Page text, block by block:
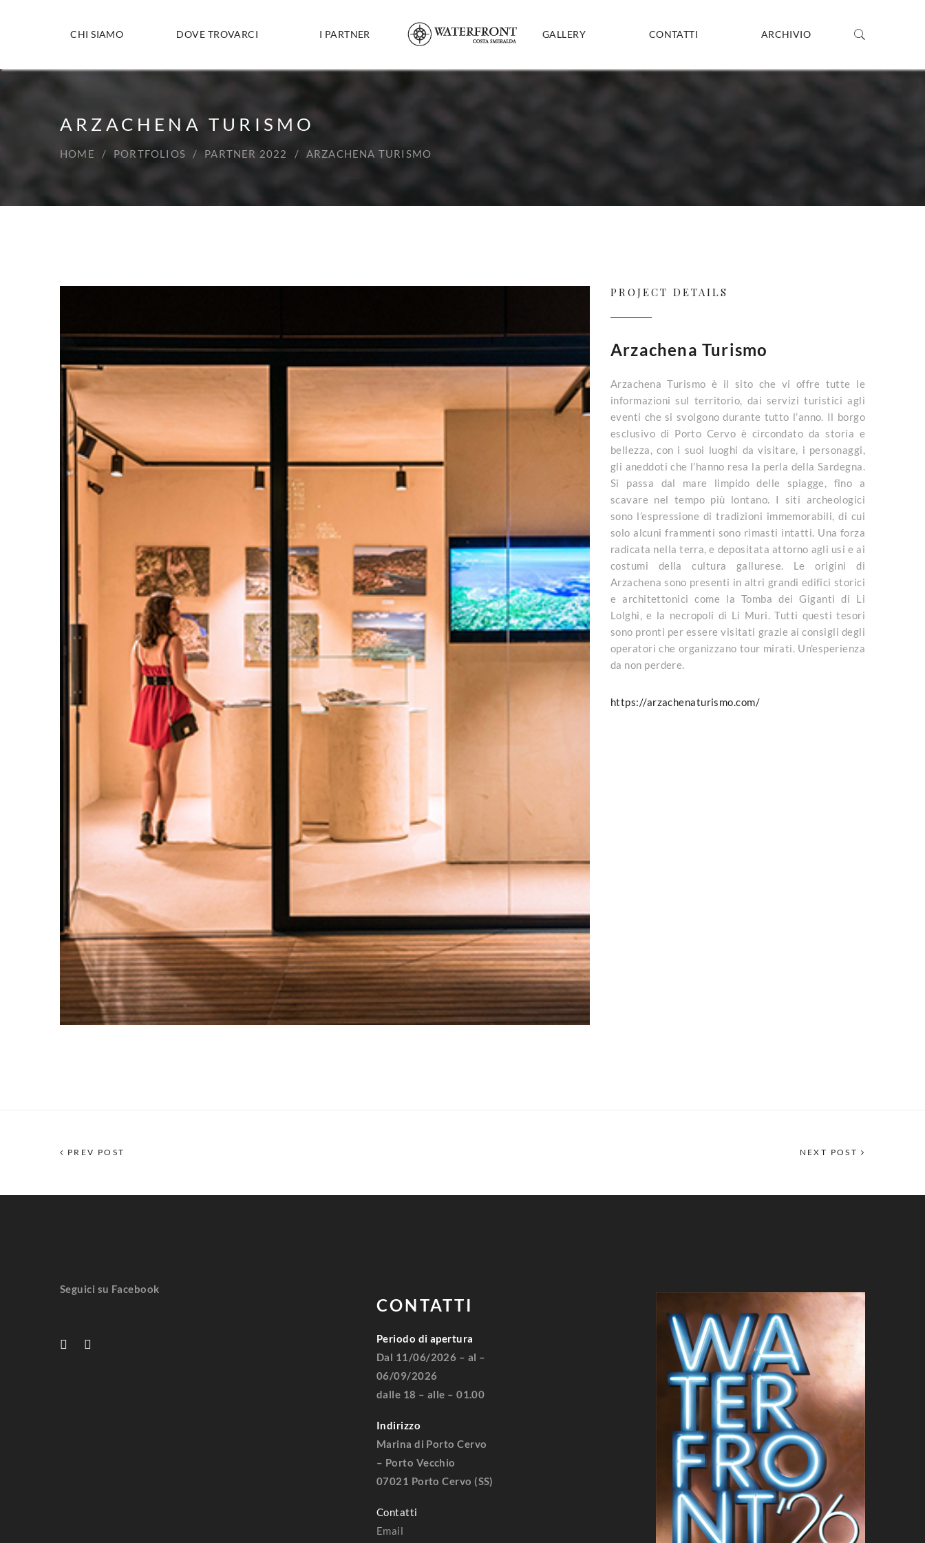
CHI SIAMO DOVE TROVARCI I PARTNER GALLERY CONTATTI ARCHIVIO
ARZACHENA TURISMO
HOME PORTFOLIOS PARTNER 2022 ARZACHENA TURISMO
PROJECT DETAILS
Arzachena Turismo
Arzachena Turismo è il sito che vi offre tutte le
informazioni sul territorio, dai servizi turistici agli
eventi che si svolgono durante tutto l’anno. Il borgo
esclusivo di Porto Cervo è circondato da storia e
bellezza, con i suoi luoghi da visitare, i personaggi,
gli aneddoti che l’hanno resa la perla della Sardegna.
Si passa dal mare limpido delle spiagge, fino a
scavare nel tempo più lontano. I siti archeologici
sono l’espressione di tradizioni immemorabili, di cui
solo alcuni frammenti sono rimasti intatti. Una forza
radicata nella terra, e depositata attorno agli usi e ai
costumi della cultura gallurese. Le origini di
Arzachena sono presenti in altri grandi edifici storici
e architettonici come la Tomba dei Giganti di Li
Lolghi, e la necropoli di Li Muri. Tutti questi tesori
sono pronti per essere visitati grazie ai consigli degli
operatori che organizzano tour mirati. Un’esperienza
da non perdere.
https://arzachenaturismo.com/
PREV POST NEXT POST
Seguici su Facebook
CONTATTI
Periodo di apertura
Dal 11/06/2026 – al –
06/09/2026
dalle 18 – alle – 01.00
Indirizzo
Marina di Porto Cervo
– Porto Vecchio
07021 Porto Cervo (SS)
Contatti
Email